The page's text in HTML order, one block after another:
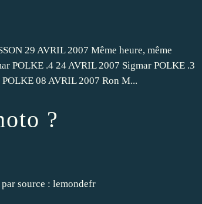
29 AVRIL 2007 Même heure, même
POLKE .4 24 AVRIL 2007 Sigmar POLKE .3
08 AVRIL 2007 Ron M...
?
source : lemondefr